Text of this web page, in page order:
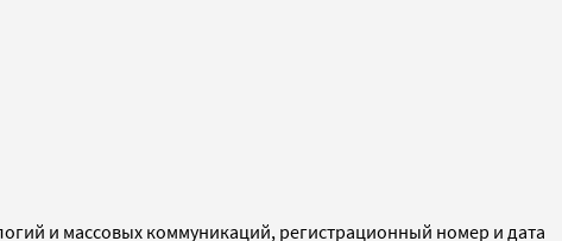
и массовых коммуникаций, регистрационный номер и дата